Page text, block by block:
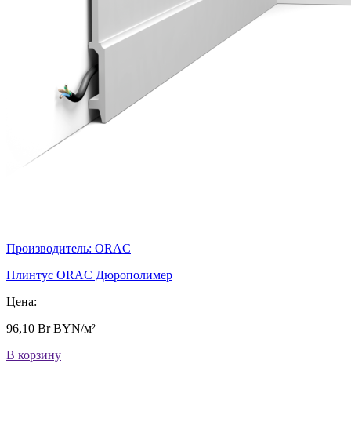
Производитель: ORAC
Плинтус ORAC Дюрополимер
Цена:
96,10 BrBYN/м²
В корзину